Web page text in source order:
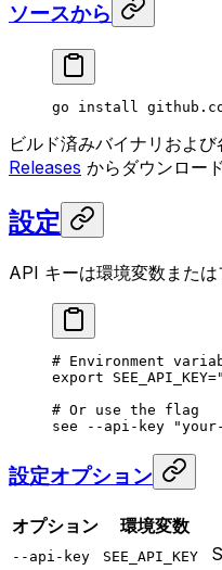
ソースから
go install
ビルド済みバイナリおよ
Releases からダウンロー
設定
API キーは環境変数また
# Environment
export SEE_API_KEY=
# Or use the flag
see --api-key
設定オプション
オプション 環境変数
--api-key SEE_API_KEY